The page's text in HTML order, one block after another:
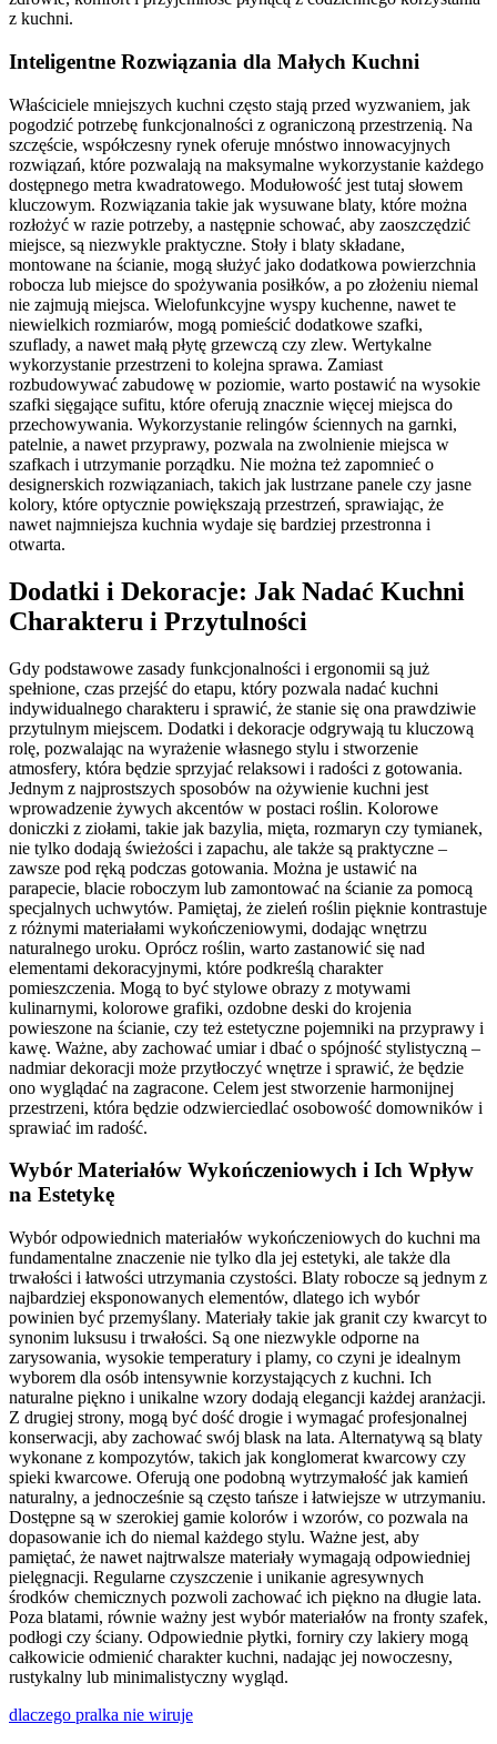
z kuchni.
Inteligentne Rozwiązania dla Małych Kuchni
Właściciele mniejszych kuchni często stają przed wyzwaniem, jak
pogodzić potrzebę funkcjonalności z ograniczoną przestrzenią. Na
szczęście, współczesny rynek oferuje mnóstwo innowacyjnych
rozwiązań, które pozwalają na maksymalne wykorzystanie każdego
dostępnego metra kwadratowego. Modułowość jest tutaj słowem
kluczowym. Rozwiązania takie jak wysuwane blaty, które można
rozłożyć w razie potrzeby, a następnie schować, aby zaoszczędzić
miejsce, są niezwykle praktyczne. Stoły i blaty składane,
montowane na ścianie, mogą służyć jako dodatkowa powierzchnia
robocza lub miejsce do spożywania posiłków, a po złożeniu niemal
nie zajmują miejsca. Wielofunkcyjne wyspy kuchenne, nawet te
niewielkich rozmiarów, mogą pomieścić dodatkowe szafki,
szuflady, a nawet małą płytę grzewczą czy zlew. Wertykalne
wykorzystanie przestrzeni to kolejna sprawa. Zamiast
rozbudowywać zabudowę w poziomie, warto postawić na wysokie
szafki sięgające sufitu, które oferują znacznie więcej miejsca do
przechowywania. Wykorzystanie relingów ściennych na garnki,
patelnie, a nawet przyprawy, pozwala na zwolnienie miejsca w
szafkach i utrzymanie porządku. Nie można też zapomnieć o
designerskich rozwiązaniach, takich jak lustrzane panele czy jasne
kolory, które optycznie powiększają przestrzeń, sprawiając, że
nawet najmniejsza kuchnia wydaje się bardziej przestronna i
otwarta.
Dodatki i Dekoracje: Jak Nadać Kuchni
Charakteru i Przytulności
Gdy podstawowe zasady funkcjonalności i ergonomii są już
spełnione, czas przejść do etapu, który pozwala nadać kuchni
indywidualnego charakteru i sprawić, że stanie się ona prawdziwie
przytulnym miejscem. Dodatki i dekoracje odgrywają tu kluczową
rolę, pozwalając na wyrażenie własnego stylu i stworzenie
atmosfery, która będzie sprzyjać relaksowi i radości z gotowania.
Jednym z najprostszych sposobów na ożywienie kuchni jest
wprowadzenie żywych akcentów w postaci roślin. Kolorowe
doniczki z ziołami, takie jak bazylia, mięta, rozmaryn czy tymianek,
nie tylko dodają świeżości i zapachu, ale także są praktyczne –
zawsze pod ręką podczas gotowania. Można je ustawić na
parapecie, blacie roboczym lub zamontować na ścianie za pomocą
specjalnych uchwytów. Pamiętaj, że zieleń roślin pięknie kontrastuje
z różnymi materiałami wykończeniowymi, dodając wnętrzu
naturalnego uroku. Oprócz roślin, warto zastanowić się nad
elementami dekoracyjnymi, które podkreślą charakter
pomieszczenia. Mogą to być stylowe obrazy z motywami
kulinarnymi, kolorowe grafiki, ozdobne deski do krojenia
powieszone na ścianie, czy też estetyczne pojemniki na przyprawy i
kawę. Ważne, aby zachować umiar i dbać o spójność stylistyczną –
nadmiar dekoracji może przytłoczyć wnętrze i sprawić, że będzie
ono wyglądać na zagracone. Celem jest stworzenie harmonijnej
przestrzeni, która będzie odzwierciedlać osobowość domowników i
sprawiać im radość.
Wybór Materiałów Wykończeniowych i Ich Wpływ
na Estetykę
Wybór odpowiednich materiałów wykończeniowych do kuchni ma
fundamentalne znaczenie nie tylko dla jej estetyki, ale także dla
trwałości i łatwości utrzymania czystości. Blaty robocze są jednym z
najbardziej eksponowanych elementów, dlatego ich wybór
powinien być przemyślany. Materiały takie jak granit czy kwarcyt to
synonim luksusu i trwałości. Są one niezwykle odporne na
zarysowania, wysokie temperatury i plamy, co czyni je idealnym
wyborem dla osób intensywnie korzystających z kuchni. Ich
naturalne piękno i unikalne wzory dodają elegancji każdej aranżacji.
Z drugiej strony, mogą być dość drogie i wymagać profesjonalnej
konserwacji, aby zachować swój blask na lata. Alternatywą są blaty
wykonane z kompozytów, takich jak konglomerat kwarcowy czy
spieki kwarcowe. Oferują one podobną wytrzymałość jak kamień
naturalny, a jednocześnie są często tańsze i łatwiejsze w utrzymaniu.
Dostępne są w szerokiej gamie kolorów i wzorów, co pozwala na
dopasowanie ich do niemal każdego stylu. Ważne jest, aby
pamiętać, że nawet najtrwalsze materiały wymagają odpowiedniej
pielęgnacji. Regularne czyszczenie i unikanie agresywnych
środków chemicznych pozwoli zachować ich piękno na długie lata.
Poza blatami, równie ważny jest wybór materiałów na fronty szafek,
podłogi czy ściany. Odpowiednie płytki, forniry czy lakiery mogą
całkowicie odmienić charakter kuchni, nadając jej nowoczesny,
rustykalny lub minimalistyczny wygląd.
dlaczego pralka nie wiruje